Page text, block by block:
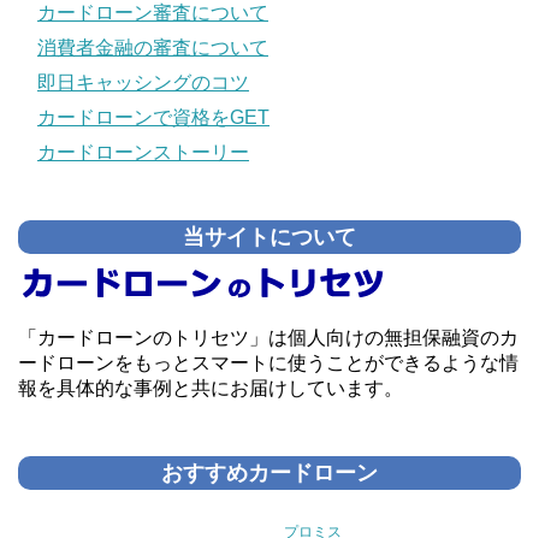
カードローン審査について
消費者金融の審査について
即日キャッシングのコツ
カードローンで資格をGET
カードローンストーリー
当サイトについて
「カードローンのトリセツ」は個人向けの無担保融資のカ
ードローンをもっとスマートに使うことができるような情
報を具体的な事例と共にお届けしています。
おすすめカードローン
プロミス